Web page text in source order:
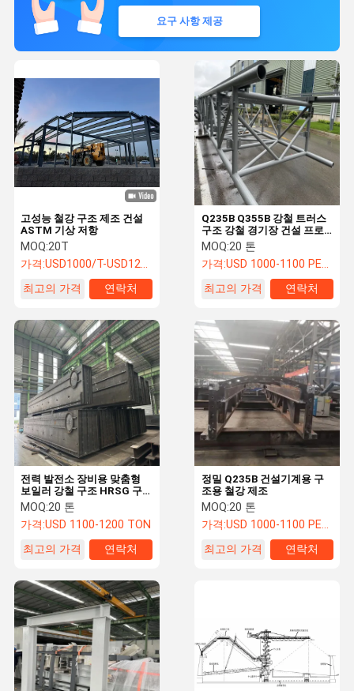
요구 사항 제공
Q235B Q355B 강철 트러스
구조 강철 경기장 건설 프로
젝트
MOQ:20 톤
가격:USD 1000-1100 PER TON
최고의 가격
연락처
고성능 철강 구조 제조 건설
ASTM 기상 저항
MOQ:20T
가격:USD1000/T-USD1200/T
최고의 가격
연락처
정밀 Q235B 건설기계용 구
조용 철강 제조
MOQ:20 톤
가격:USD 1000-1100 PER TON
최고의 가격
연락처
전력 발전소 장비용 맞춤형
보일러 강철 구조 HRSG 구
조
MOQ:20 톤
가격:USD 1100-1200 TON
최고의 가격
연락처